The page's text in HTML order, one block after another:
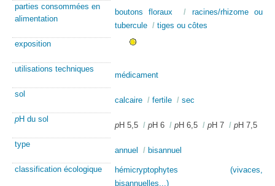
parties consommées en
alimentation
boutons floraux / racines/rhizome ou
tubercule / tiges ou côtes
exposition
utilisations techniques
médicament
sol
calcaire / fertile / sec
pH du sol
pH 5,5 / pH 6 / pH 6,5 / pH 7 / pH 7,5
type
annuel / bisannuel
classification écologique
hémicryptophytes (vivaces,
bisannuelles...)